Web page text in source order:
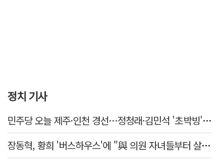
정치 기사
민주당 오늘 제주·인천 경선…정청래·김민석 '초박빙' 승부
장동혁, 황희 '버스하우스'에 "與 의원 자녀들부터 살아보면 어떨까?"